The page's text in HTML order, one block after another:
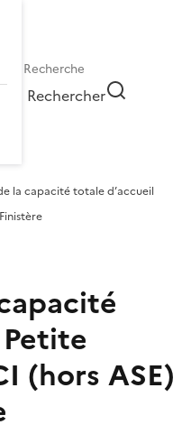
Rechercher
la capacité totale d’accueil
(hors ASE)